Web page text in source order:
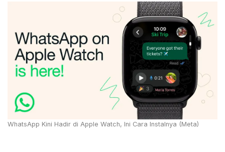
WhatsApp Kini Hadir di Apple Watch, Ini Cara Instalnya (Meta)